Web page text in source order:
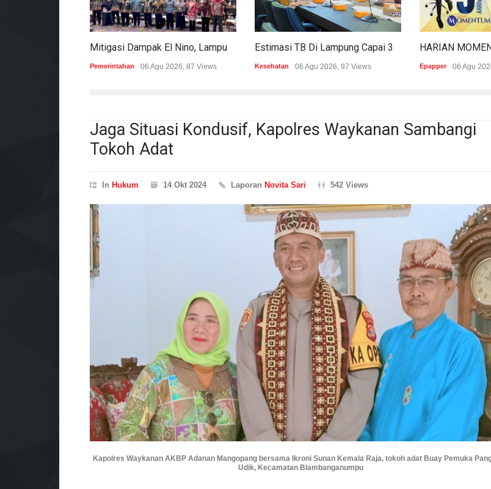
Pemerintahan 06 Agu 2026, 87 Views Kesehatan 06 Agu 2026, 97 Views Epapper 06 Agu
Jaga Situasi Kondusif, Kapolres Waykanan Sambangi
Tokoh Adat
In Hukum 14 Okt 2024 Laporan Novita Sari 542 Views
Kapolres Waykanan AKBP Adanan Mangopang bersama Ikroni Sunan Kemala Raja, tokoh adat Buay Pemuka
Udik, Kecamatan Blambanganumpu